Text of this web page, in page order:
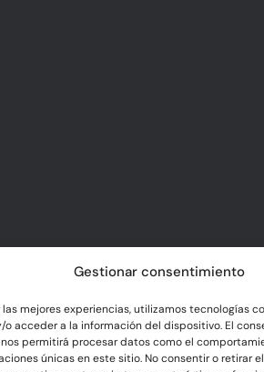
Gestionar consentimiento
las mejores experiencias, utilizamos tecnologías
o acceder a la información del dispositivo. El
permitirá procesar datos como el
únicas en este sitio. No consentir o retirar